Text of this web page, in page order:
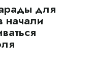
для
начали